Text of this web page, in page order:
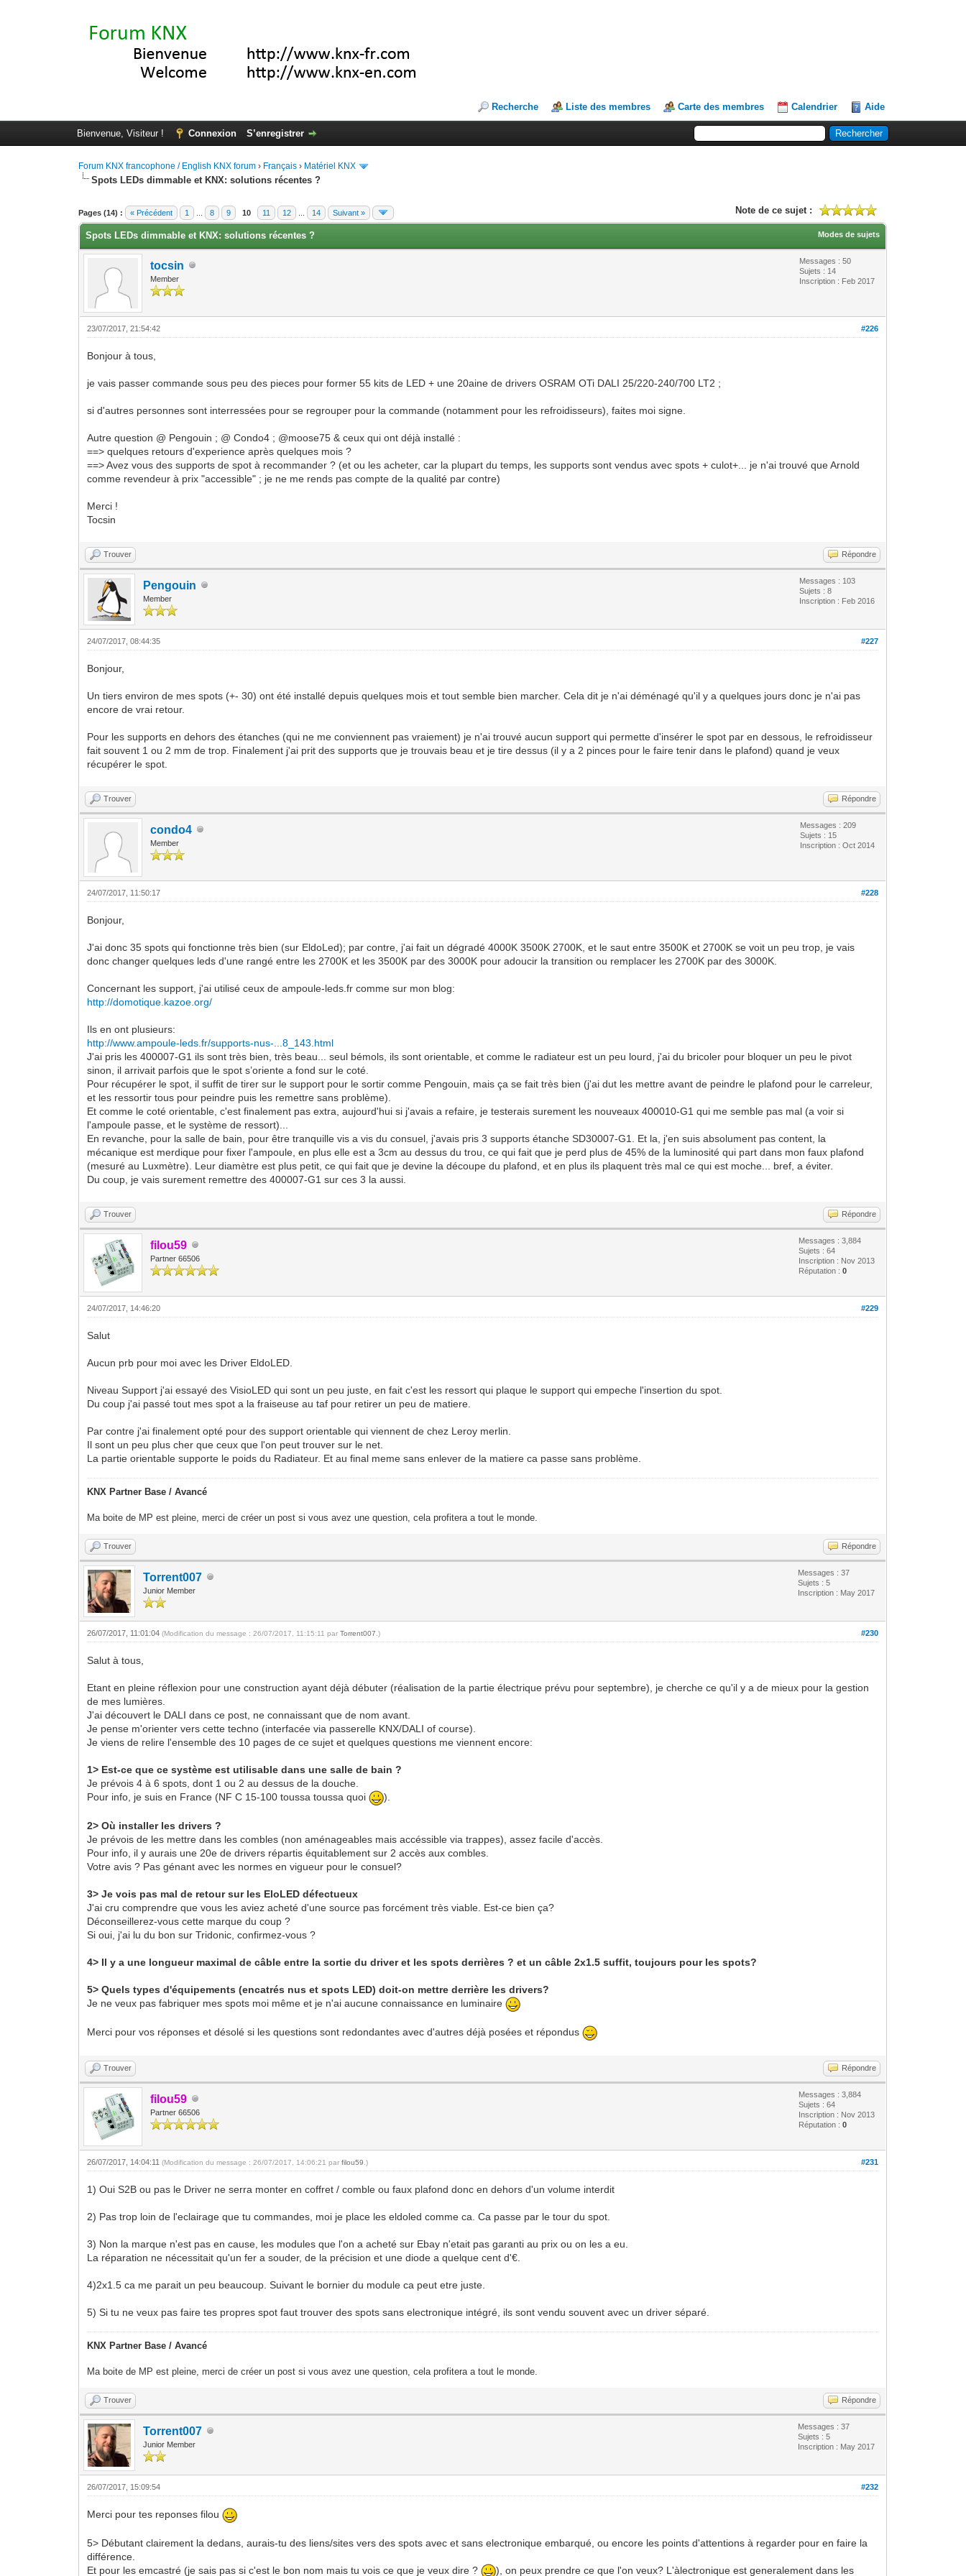
Recherche Liste des membres Carte des membres Calendrier Aide
Bienvenue, Visiteur ! Connexion S’enregistrer
Forum KNX francophone / English KNX forum › Français › Matériel KNX
Spots LEDs dimmable et KNX: solutions récentes ?
Pages (14) : « Précédent 1 8 9 10 11 12 14 Suivant » Note de ce sujet :
Moyenne : 5 (2 vote(s))
1
2
3
4
5
Modes de sujets
Spots LEDs dimmable et KNX: solutions récentes ?
tocsin
Member
Messages : 50
Sujets : 14
Inscription : Feb 2017
#226
23/07/2017, 21:54:42
Bonjour à tous,
je vais passer commande sous peu des pieces pour former 55 kits de LED + une 20aine de drivers OSRAM OTi DALI 25/220-240/700 LT2 ;
si d'autres personnes sont interressées pour se regrouper pour la commande (notamment pour les refroidisseurs), faites moi signe.
Autre question @ Pengouin ; @ Condo4 ; @moose75 & ceux qui ont déjà installé :
==> quelques retours d'experience après quelques mois ?
==> Avez vous des supports de spot à recommander ? (et ou les acheter, car la plupart du temps, les supports sont vendus avec spots + culot+... je n'ai trouvé que Arnold
comme revendeur à prix "accessible" ; je ne me rends pas compte de la qualité par contre)
Merci !
Tocsin
Trouver Répondre
Pengouin
Member
Messages : 103
Sujets : 8
Inscription : Feb 2016
#227
24/07/2017, 08:44:35
Bonjour,
Un tiers environ de mes spots (+- 30) ont été installé depuis quelques mois et tout semble bien marcher. Cela dit je n'ai déménagé qu'il y a quelques jours donc je n'ai pas
encore de vrai retour.
Pour les supports en dehors des étanches (qui ne me conviennent pas vraiement) je n'ai trouvé aucun support qui permette d'insérer le spot par en dessous, le refroidisseur
fait souvent 1 ou 2 mm de trop. Finalement j'ai prit des supports que je trouvais beau et je tire dessus (il y a 2 pinces pour le faire tenir dans le plafond) quand je veux
récupérer le spot.
Trouver Répondre
condo4
Member
Messages : 209
Sujets : 15
Inscription : Oct 2014
#228
24/07/2017, 11:50:17
Bonjour,
J'ai donc 35 spots qui fonctionne très bien (sur EldoLed); par contre, j'ai fait un dégradé 4000K 3500K 2700K, et le saut entre 3500K et 2700K se voit un peu trop, je vais
donc changer quelques leds d'une rangé entre les 2700K et les 3500K par des 3000K pour adoucir la transition ou remplacer les 2700K par des 3000K.
Concernant les support, j'ai utilisé ceux de ampoule-leds.fr comme sur mon blog:
http://domotique.kazoe.org/
Ils en ont plusieurs:
http://www.ampoule-leds.fr/supports-nus-...8_143.html
J'ai pris les 400007-G1 ils sont très bien, très beau... seul bémols, ils sont orientable, et comme le radiateur est un peu lourd, j'ai du bricoler pour bloquer un peu le pivot
sinon, il arrivait parfois que le spot s’oriente a fond sur le coté.
Pour récupérer le spot, il suffit de tirer sur le support pour le sortir comme Pengouin, mais ça se fait très bien (j'ai dut les mettre avant de peindre le plafond pour le carreleur,
et les ressortir tous pour peindre puis les remettre sans problème).
Et comme le coté orientable, c'est finalement pas extra, aujourd'hui si j'avais a refaire, je testerais surement les nouveaux 400010-G1 qui me semble pas mal (a voir si
l'ampoule passe, et le système de ressort)...
En revanche, pour la salle de bain, pour être tranquille vis a vis du consuel, j'avais pris 3 supports étanche SD30007-G1. Et la, j'en suis absolument pas content, la
mécanique est merdique pour fixer l'ampoule, en plus elle est a 3cm au dessus du trou, ce qui fait que je perd plus de 45% de la luminosité qui part dans mon faux plafond
(mesuré au Luxmètre). Leur diamètre est plus petit, ce qui fait que je devine la découpe du plafond, et en plus ils plaquent très mal ce qui est moche... bref, a éviter.
Du coup, je vais surement remettre des 400007-G1 sur ces 3 la aussi.
Trouver Répondre
filou59
Partner 66506
Messages : 3,884
Sujets : 64
Inscription : Nov 2013
Réputation :0
#229
24/07/2017, 14:46:20
Salut
Aucun prb pour moi avec les Driver EldoLED.
Niveau Support j'ai essayé des VisioLED qui sont un peu juste, en fait c'est les ressort qui plaque le support qui empeche l'insertion du spot.
Du coup j'ai passé tout mes spot a la fraiseuse au taf pour retirer un peu de matiere.
Par contre j'ai finalement opté pour des support orientable qui viennent de chez Leroy merlin.
Il sont un peu plus cher que ceux que l'on peut trouver sur le net.
La partie orientable supporte le poids du Radiateur. Et au final meme sans enlever de la matiere ca passe sans problème.
KNX Partner Base / Avancé
Ma boite de MP est pleine, merci de créer un post si vous avez une question, cela profitera a tout le monde.
Trouver Répondre
Torrent007
Junior Member
Messages : 37
Sujets : 5
Inscription : May 2017
#230
26/07/2017, 11:01:04(Modification du message : 26/07/2017, 11:15:11 parTorrent007 .)
Salut à tous,
Etant en pleine réflexion pour une construction ayant déjà débuter (réalisation de la partie électrique prévu pour septembre), je cherche ce qu'il y a de mieux pour la gestion
de mes lumières.
J'ai découvert le DALI dans ce post, ne connaissant que de nom avant.
Je pense m'orienter vers cette techno (interfacée via passerelle KNX/DALI of course).
Je viens de relire l'ensemble des 10 pages de ce sujet et quelques questions me viennent encore:
1> Est-ce que ce système est utilisable dans une salle de bain ?
Je prévois 4 à 6 spots, dont 1 ou 2 au dessus de la douche.
Pour info, je suis en France (NF C 15-100 toussa toussa quoi
).
2> Où installer les drivers ?
Je prévois de les mettre dans les combles (non aménageables mais accéssible via trappes), assez facile d'accès.
Pour info, il y aurais une 20e de drivers répartis équitablement sur 2 accès aux combles.
Votre avis ? Pas génant avec les normes en vigueur pour le consuel?
3> Je vois pas mal de retour sur les EloLED défectueux
J'ai cru comprendre que vous les aviez acheté d'une source pas forcément très viable. Est-ce bien ça?
Déconseillerez-vous cette marque du coup ?
Si oui, j'ai lu du bon sur Tridonic, confirmez-vous ?
4> Il y a une longueur maximal de câble entre la sortie du driver et les spots derrières ? et un câble 2x1.5 suffit, toujours pour les spots?
5> Quels types d'équipements (encatrés nus et spots LED) doit-on mettre derrière les drivers?
Je ne veux pas fabriquer mes spots moi même et je n'ai aucune connaissance en luminaire
Merci pour vos réponses et désolé si les questions sont redondantes avec d'autres déjà posées et répondus
Trouver Répondre
filou59
Partner 66506
Messages : 3,884
Sujets : 64
Inscription : Nov 2013
Réputation :0
#231
26/07/2017, 14:04:11(Modification du message : 26/07/2017, 14:06:21 parfilou59 .)
1) Oui S2B ou pas le Driver ne serra monter en coffret / comble ou faux plafond donc en dehors d'un volume interdit
2) Pas trop loin de l'eclairage que tu commandes, moi je place les eldoled comme ca. Ca passe par le tour du spot.
3) Non la marque n'est pas en cause, les modules que l'on a acheté sur Ebay n'etait pas garanti au prix ou on les a eu.
La réparation ne nécessitait qu'un fer a souder, de la précision et une diode a quelque cent d'€.
4)2x1.5 ca me parait un peu beaucoup. Suivant le bornier du module ca peut etre juste.
5) Si tu ne veux pas faire tes propres spot faut trouver des spots sans electronique intégré, ils sont vendu souvent avec un driver séparé.
KNX Partner Base / Avancé
Ma boite de MP est pleine, merci de créer un post si vous avez une question, cela profitera a tout le monde.
Trouver Répondre
Torrent007
Junior Member
Messages : 37
Sujets : 5
Inscription : May 2017
#232
26/07/2017, 15:09:54
Merci pour tes reponses filou
5> Débutant clairement la dedans, aurais-tu des liens/sites vers des spots avec et sans electronique embarqué, ou encore les points d'attentions à regarder pour en faire la
différence.
Et pour les emcastré (je sais pas si c'est le bon nom mais tu vois ce que je veux dire ?
), on peux prendre ce que l'on veux? L'àlectronique est generalement dans les